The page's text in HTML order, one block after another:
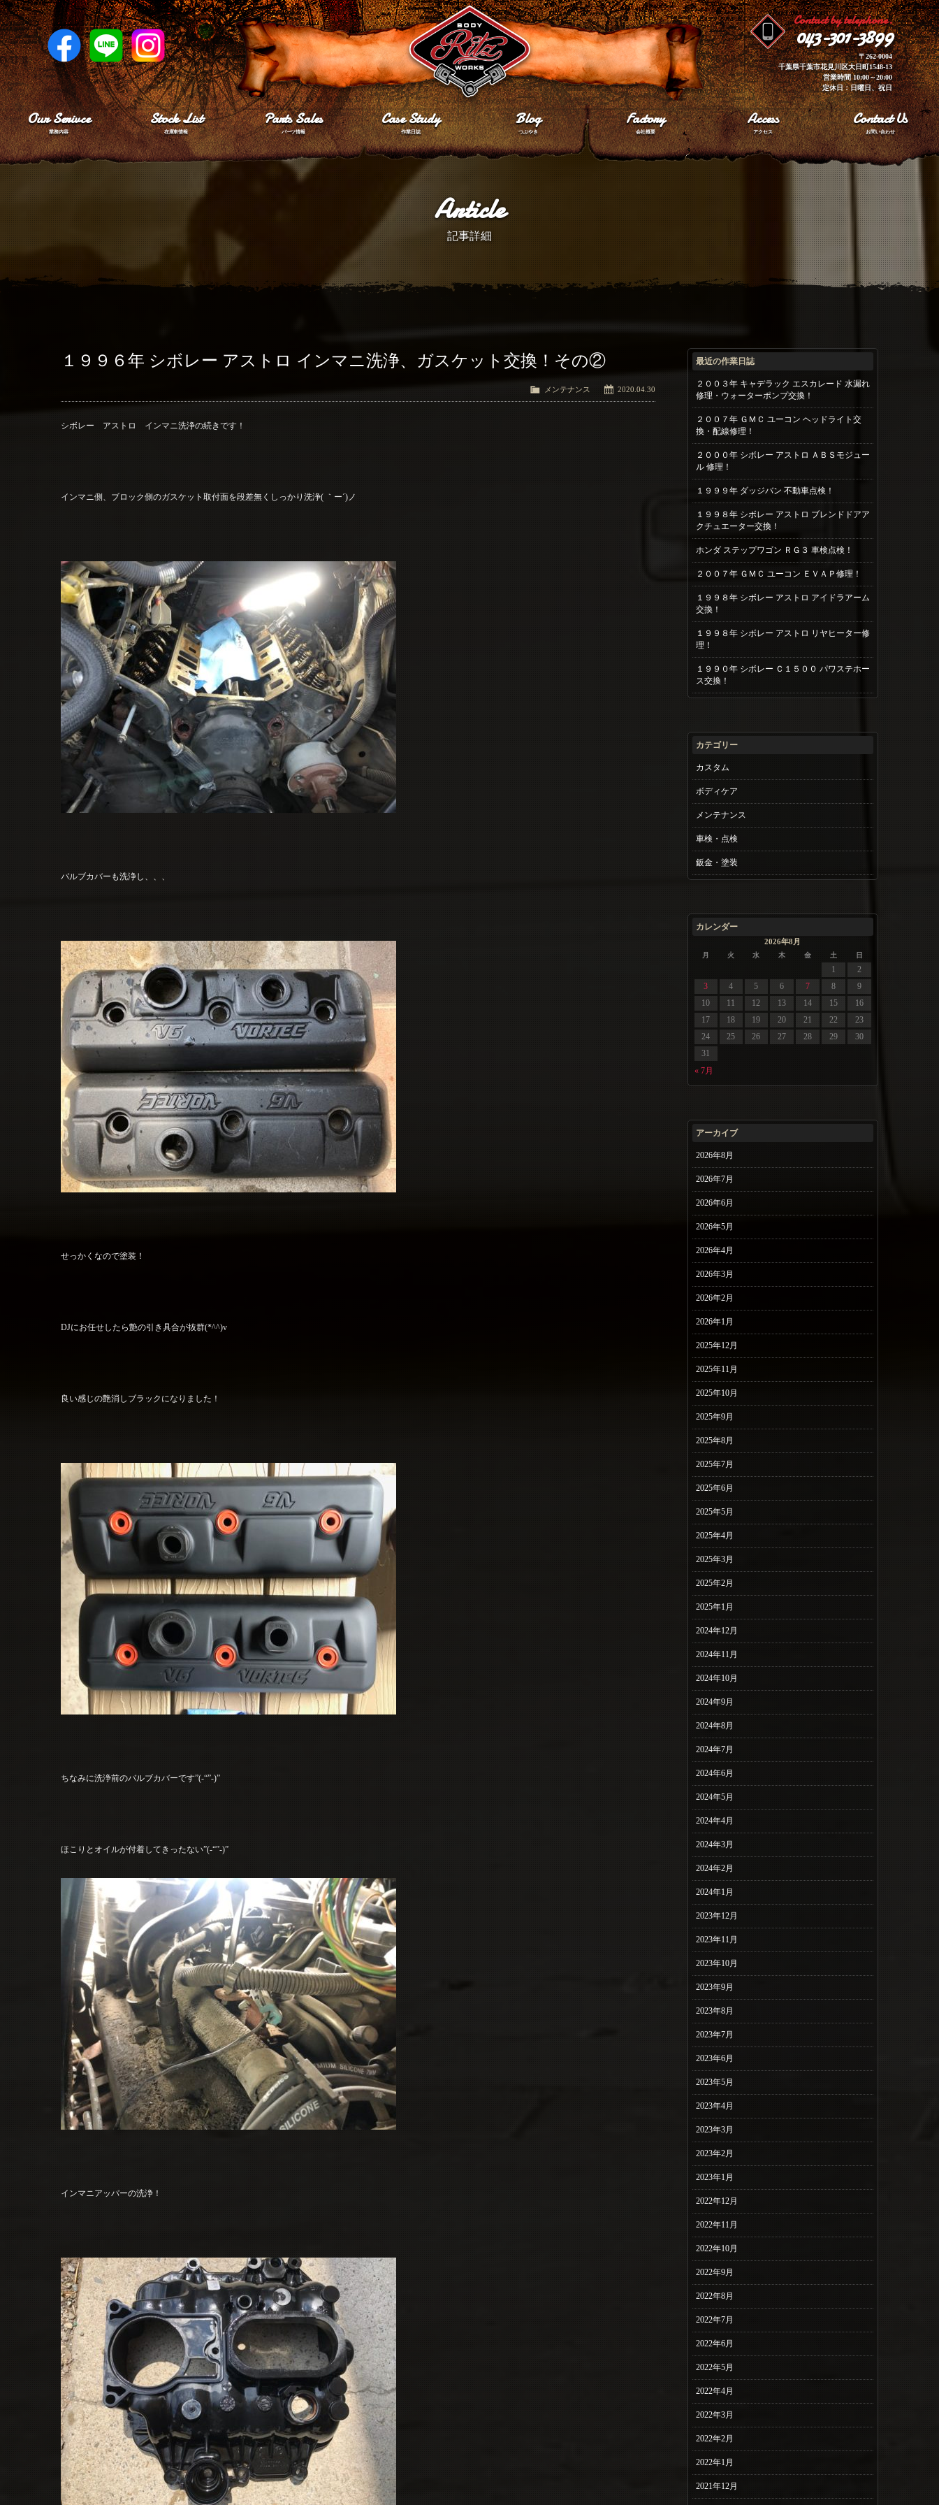
Contact by telephone.
043-301-3899
〒262-0004
千葉県千葉市花見川区大日町1548-13
営業時間 10:00～20:00
定休日：日曜日、祝日
Our Serivce
業務内容
Stock List
在庫車情報
Parts Sales
パーツ情報
Case Study
作業日誌
Blog
つぶやき
Factory
会社概要
Access
アクセス
Contact Us
お問い合わせ
Article
記事詳細
１９９６年 シボレー アストロ インマニ洗浄、ガスケット交換！その②
2020.04.30
メンテナンス
シボレー アストロ インマニ洗浄の続きです！
インマニ側、ブロック側のガスケット取付面を段差無くしっかり洗浄( ｀ー´)ノ
バルブカバーも洗浄し、、、
せっかくなので塗装！
DJにお任せしたら艶の引き具合が抜群(*^^)v
良い感じの艶消しブラックになりました！
ちなみに洗浄前のバルブカバーです”(-“”-)”
ほこりとオイルが付着してきったない”(-“”-)”
インマニアッパーの洗浄！
最近の作業日誌
２００３年 キャデラック エスカレード 水漏れ
修理・ウォーターポンプ交換！
２００７年 ＧＭＣ ユーコン ヘッドライト交
換・配線修理！
２０００年 シボレー アストロ ＡＢＳモジュー
ル 修理！
１９９９年 ダッジバン 不動車点検！
１９９８年 シボレー アストロ ブレンドドアア
クチュエーター交換！
ホンダ ステップワゴン ＲＧ３ 車検点検！
２００７年 ＧＭＣ ユーコン ＥＶＡＰ修理！
１９９８年 シボレー アストロ アイドラアーム
交換！
１９９８年 シボレー アストロ リヤヒーター修
理！
１９９０年 シボレー Ｃ１５００ パワステホー
ス交換！
カテゴリー
カスタム
ボディケア
メンテナンス
車検・点検
鈑金・塗装
カレンダー
2026年8月
月 火 水 木 金 土 日
« 7月
1
2
3
4 5 6 7 8
9
10
11 12 13 14 15
16
17
18 19 20 21 22
23
24
25 26 27 28 29
30
31
アーカイブ
2026年8月
2026年7月
2026年6月
2026年5月
2026年4月
2026年3月
2026年2月
2026年1月
2025年12月
2025年11月
2025年10月
2025年9月
2025年8月
2025年7月
2025年6月
2025年5月
2025年4月
2025年3月
2025年2月
2025年1月
2024年12月
2024年11月
2024年10月
2024年9月
2024年8月
2024年7月
2024年6月
2024年5月
2024年4月
2024年3月
2024年2月
2024年1月
2023年12月
2023年11月
2023年10月
2023年9月
2023年8月
2023年7月
2023年6月
2023年5月
2023年4月
2023年3月
2023年2月
2023年1月
2022年12月
2022年11月
2022年10月
2022年9月
2022年8月
2022年7月
2022年6月
2022年5月
2022年4月
2022年3月
2022年2月
2022年1月
2021年12月